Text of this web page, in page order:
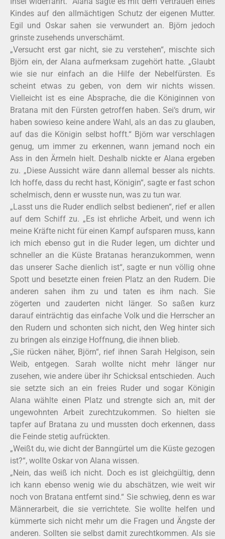
Kindes auf den allmächtigen Schutz der eigenen Mutter.
Egil und Oskar sahen sie verwundert an. Björn jedoch
grinste zusehends unverschämt.
„Versucht erst gar nicht, sie zu verstehen“, mischte sich
Björn ein, der Alana aufmerksam zugehört hatte. „Glaubt
wie sie nur einfach an die Hilfe der Nebelfürsten. Es
scheint etwas zu geben, von dem wir nichts wissen.
Vielleicht ist es eine Absprache, die die Königinnen von
Bratana mit den Fürsten getroffen haben. Sei‘s drum, wir
haben sowieso keine andere Wahl, als an das zu glauben,
auf das die Königin selbst hofft.“ Björn war verschlagen
genug, um immer zu erkennen, wann jemand noch ein
Ass in den Ärmeln hielt. Deshalb nickte er Alana ergeben
zu. „Diese Aussicht wäre dann allemal besser als nichts.
Ich hoffe, dass du recht hast, Königin“, sagte er fast schon
schelmisch, denn er wusste nun, was zu tun war.
„Lasst uns die Ruder endlich selbst bedienen“, rief er allen
auf dem Schiff zu. „Es ist ehrliche Arbeit, und wenn ich
meine Kräfte nicht für einen Kampf aufsparen muss, kann
ich mich ebenso gut in die Ruder legen, um dichter und
schneller an die Küste Bratanas heranzukommen, wenn
das unserer Sache dienlich ist“, sagte er nun völlig ohne
Spott und besetzte einen freien Platz an den Rudern. Die
anderen sahen ihm zu und taten es ihm nach. Sie
zögerten und zauderten nicht länger. So saßen kurz
darauf einträchtig das einfache Volk und die Herrscher an
den Rudern und schonten sich nicht, den Weg hinter sich
zu bringen als einzige Hoffnung, die ihnen blieb.
„Sie rücken näher, Björn“, rief ihnen Sarah Helgison, sein
Weib, entgegen. Sarah wollte nicht mehr länger nur
zusehen, wie andere über ihr Schicksal entschieden. Auch
sie setzte sich an ein freies Ruder und sogar Königin
Alana wählte einen Platz und strengte sich an, mit der
ungewohnten Arbeit zurechtzukommen. So hielten sie
tapfer auf Bratana zu und mussten doch erkennen, dass
die Feinde stetig aufrückten.
„Weißt du, wie dicht der Banngürtel um die Küste gezogen
ist?“, wollte Oskar von Alana wissen.
„Nein, das weiß ich nicht. Doch es ist gleichgültig, denn
ich kann ebenso wenig wie du abschätzen, wie weit wir
noch von Bratana entfernt sind.“ Sie schwieg, denn es war
Männerarbeit, die sie verrichtete. Sie wollte helfen und
kümmerte sich nicht mehr um die Fragen und Ängste der
anderen. Sollten sie selbst damit zurechtkommen. Als sie